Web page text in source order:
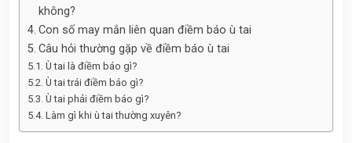
không?
Con số may mắn liên quan điềm báo ù tai
Câu hỏi thường gặp về điềm báo ù tai
Ù tai là điềm báo gì?
Ù tai trái điềm báo gì?
Ù tai phải điềm báo gì?
Làm gì khi ù tai thường xuyên?